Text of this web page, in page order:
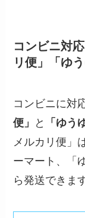
コンビニ対
リ便」「ゆ
コンビニに対
便」
と 「ゆう
メルカリ便」
ーマート、「
ら発送できま